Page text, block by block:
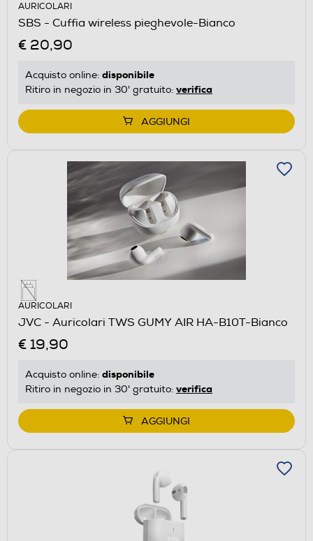
AURICOLARI
SBS - Cuffia wireless pieghevole-Bianco
€ 20,90
Acquisto online: disponibile
Ritiro in negozio in 30' gratuito: verifica
AGGIUNGI
AURICOLARI
JVC - Auricolari TWS GUMY AIR HA-B10T-Bianco
€ 19,90
Acquisto online: disponibile
Ritiro in negozio in 30' gratuito: verifica
AGGIUNGI